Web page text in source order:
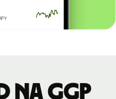
na GGP